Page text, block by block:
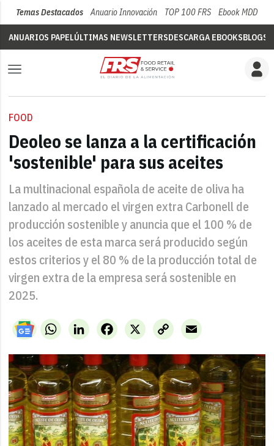
Temas Destacados Anuario Innovación TOP 100 FRS Ebook MDD
ANUARIOS PAPELÚLTIMAS NEWSLETTERSDESCARGA EBOOKSBLOGS
FOOD
Deoleo se lanza a la certificación
'sostenible' para sus aceites
La multinacional española de aceite de oliva ha
lanzado al mercado el virgen extra Carbonell de
producción sostenible y anuncia que el 100 % de
los aceites de esta marca será producido según
estos criterios y el 80 % de la producción total de
virgen extra de la empresa será sostenible en
2025.
WhatsAppLinkedIn X
Facebook
Copy
Link
Email